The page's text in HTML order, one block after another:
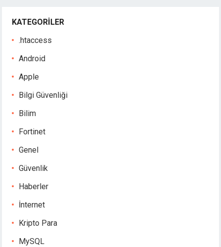
KATEGORILER
.htaccess
Android
Apple
Bilgi Güvenliği
Bilim
Fortinet
Genel
Güvenlik
Haberler
İnternet
Kripto Para
MySQL